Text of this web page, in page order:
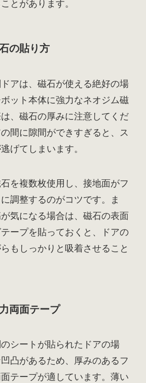
とがあります。
の貼り方
アは、磁石が使える絶好の場
ット本体に強力なネオジム磁
、磁石の厚みに注意してくだ
間に隙間ができすぎると、ス
げてしまいます。
を複数枚使用し、接地面がフ
調整するのがコツです。ま
気になる場合は、磁石の表面
ープを貼っておくと、ドアの
もしっかりと吸着させること
両面テープ
シートが貼られたドアの場
凸があるため、厚みのあるフ
テープが適しています。薄い